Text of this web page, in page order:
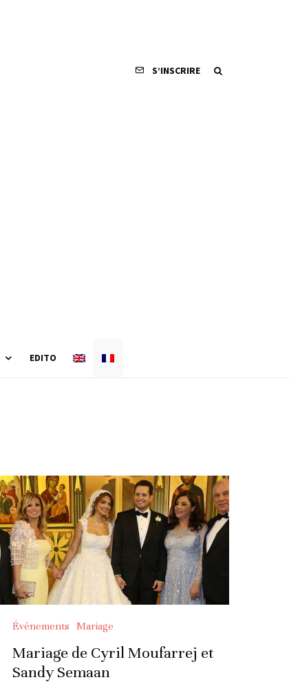
S’INSCRIRE
EDITO
Événements Mariage
Mariage de Cyril Moufarrej et
Sandy Semaan